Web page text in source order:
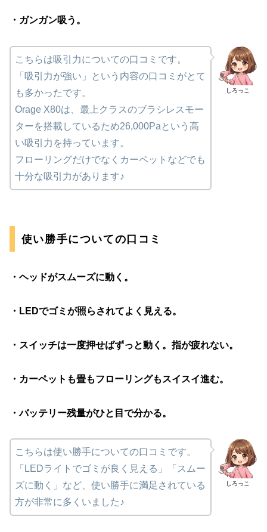
・ガンガン吸う。
しろっこ
こちらは吸引力についての口コミです。
「吸引力が強い」という内容の口コミがとて
も多かったです。
Orage X80は、最上クラスのブラシレスモー
ターを搭載しているため26,000Paという高
い吸引力を持っています。
フローリングだけでなくカーペットなどでも
十分な吸引力があります♪
使い勝手についての口コミ
・ヘッドがスムーズに動く。
・LEDでゴミが照らされてよく見える。
・スイッチは一度押せばずっと動く。指が疲れない。
・カーペットも畳もフローリングもスイスイ進む。
・バッテリー残量がひと目で分かる。
しろっこ
こちらは使い勝手についての口コミです。
「LEDライトでゴミが良く見える」「スムー
ズに動く」など、使い勝手に満足されている
方が非常に多くいました♪